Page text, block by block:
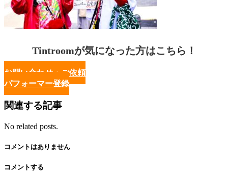
Tintroomが気になった方はこちら！
お問い合わせ・ご依頼
パフォーマー登録
関連する記事
No related posts.
コメントはありません
コメントする